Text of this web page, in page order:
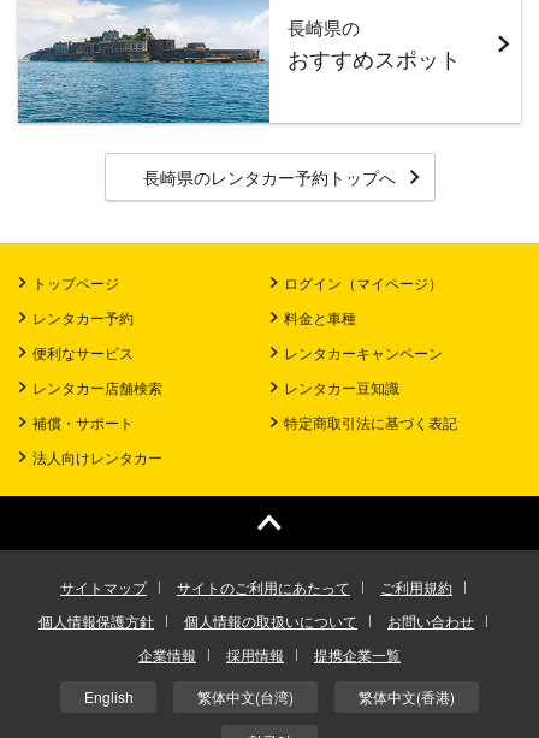
長崎県の
おすすめスポット
長崎県のレンタカー予約トップへ
トップページ
ログイン（マイページ）
レンタカー予約
料金と車種
便利なサービス
レンタカーキャンペーン
レンタカー店舗検索
レンタカー豆知識
補償・サポート
特定商取引法に基づく表記
法人向けレンタカー
サイトマップ サイトのご利用にあたって
ご利用規約
個人情報保護方針
個人情報の取扱いについて
お問い合わせ
企業情報
採用情報 提携企業一覧
English 繁体中文(台湾) 繁体中文(香港)